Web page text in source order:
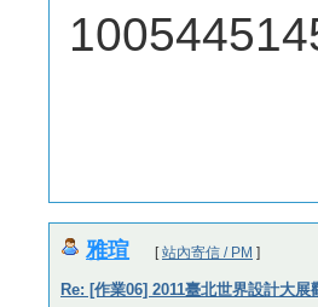
雅瑄 [站內寄信 / PM ]
Re: [作業06] 2011臺北世界設計大展